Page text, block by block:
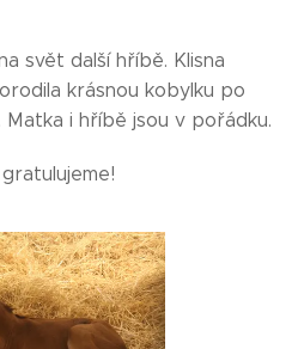
svět další hříbě. Klisna
krásnou kobylku po
i hříbě jsou v pořádku.